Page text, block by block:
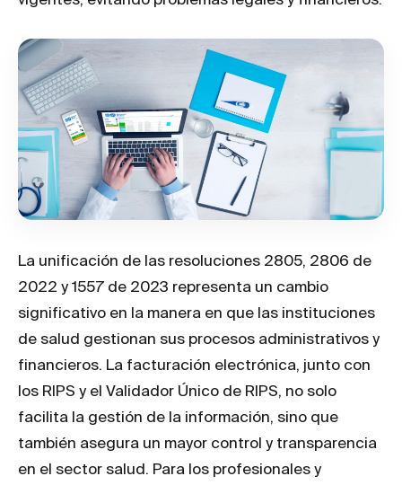
La unificación de las resoluciones 2805, 2806 de
2022 y 1557 de 2023 representa un cambio
significativo en la manera en que las instituciones
de salud gestionan sus procesos administrativos y
financieros. La facturación electrónica, junto con
los RIPS y el Validador Único de RIPS, no solo
facilita la gestión de la información, sino que
también asegura un mayor control y transparencia
en el sector salud. Para los profesionales y